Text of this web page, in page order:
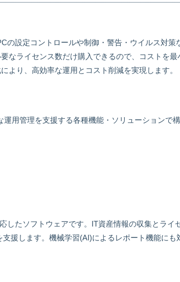
設定コントロールや制御・警告・ウイルス対策
なライセンス数だけ購入できるので、コストを
より、高効率な運用とコスト削減を実現します。
用管理を支援する各種機能・ソリューションで構
たソフトウェアです。IT資産情報の収集とライ
援します。機械学習(AI)によるレポート機能にも